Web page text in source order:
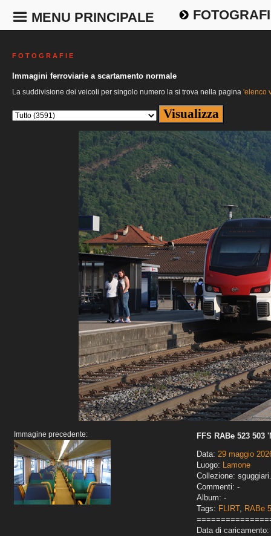
MENU PRINCIPALE
F O T O G R A F I E
Immagini ferroviarie a scartamento normale
La suddivisione dei veicoli per singolo numero la si trova nella pagina 'elenco
Immagine precedente:
FFS RABe 523 503
Data: 29 maggio
Luogo: Lamone
Collezione:
Commenti: -
Album: -
Tags: FLIRT, RABe
Data di